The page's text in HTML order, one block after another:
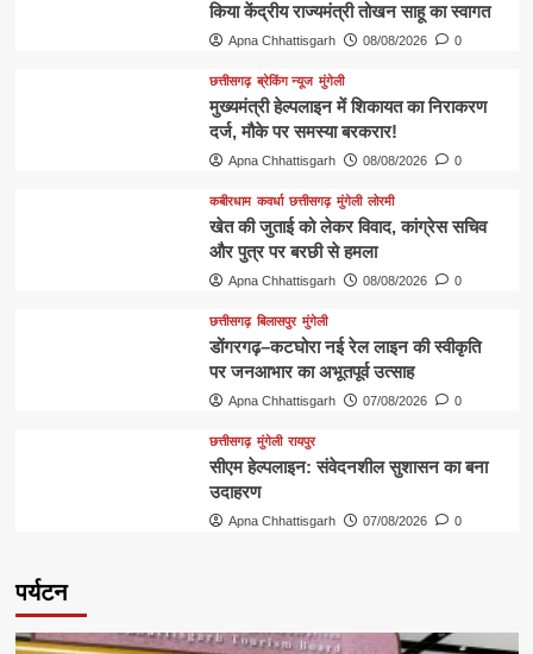
किया केंद्रीय राज्यमंत्री तोखन साहू का स्वागत
Apna Chhattisgarh 08/08/2026 0
छत्तीसगढ़ ब्रेकिंग न्यूज मुंगेली
मुख्यमंत्री हेल्पलाइन में शिकायत का निराकरण
दर्ज, मौके पर समस्या बरकरार!
Apna Chhattisgarh 08/08/2026 0
कबीरधाम कवर्धा छत्तीसगढ़ मुंगेली लोरमी
खेत की जुताई को लेकर विवाद, कांग्रेस सचिव
और पुत्र पर बरछी से हमला
Apna Chhattisgarh 08/08/2026 0
छत्तीसगढ़ बिलासपुर मुंगेली
डोंगरगढ़–कटघोरा नई रेल लाइन की स्वीकृति
पर जनआभार का अभूतपूर्व उत्साह
Apna Chhattisgarh 07/08/2026 0
छत्तीसगढ़ मुंगेली रायपुर
सीएम हेल्पलाइन: संवेदनशील सुशासन का बना
उदाहरण
Apna Chhattisgarh 07/08/2026 0
पर्यटन